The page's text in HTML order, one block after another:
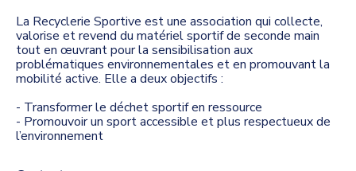
La Recyclerie Sportive est une association qui collecte,
valorise et revend du matériel sportif de seconde main
tout en œuvrant pour la sensibilisation aux
problématiques environnementales et en promouvant la
mobilité active. Elle a deux objectifs :
- Transformer le déchet sportif en ressource
- Promouvoir un sport accessible et plus respectueux de
l’environnement